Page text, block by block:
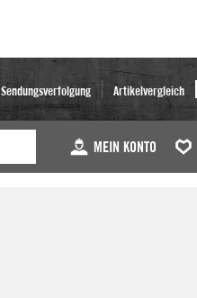
Sendungsverfolgung Artikelvergleich
MEIN KONTO